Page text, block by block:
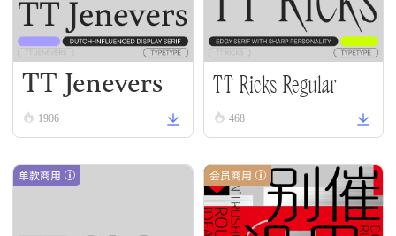
TT Jenevers
Regular
1906
TT Ricks Regular
468
单款商用 会员商用